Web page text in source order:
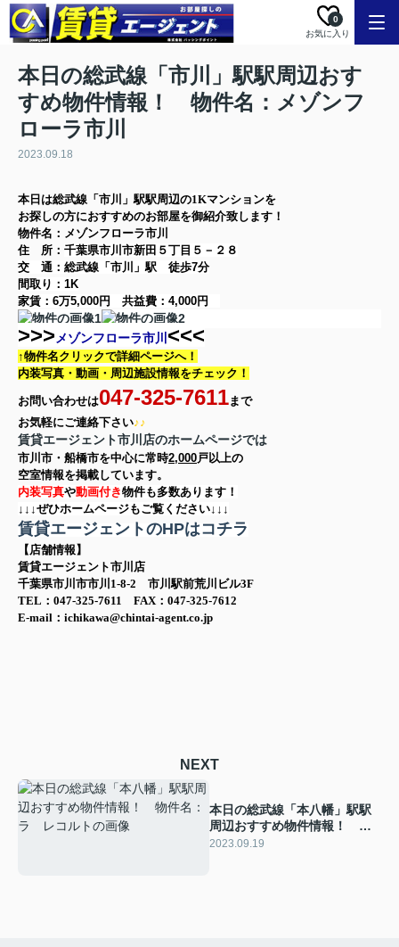
お気に入り
0
本日の総武線「市川」駅駅周辺おす
すめ物件情報！ 物件名：メゾンフ
ローラ市川
2023.09.18
本日は総武線「市川」駅駅周辺の1Kマンションを
お探しの方におすすめのお部屋を御紹介致します！
物件名：メゾンフローラ市川
住 所： 千葉県市川市新田５丁目５－２８
交 通：総武線「市川」駅 徒歩7分
間取り： 1K
家賃： 6万5,000円 共益費： 4,000円
>>> メゾンフローラ市川 <<<
↑物件名クリックで詳細ページへ！
内装写真・動画・ 周辺施設情報をチェック！
お問い合わせは047-325-7611まで
お気軽にご連絡下さい♪♪
賃貸エージェント市川店のホームページでは
市川市・船橋市を中心に常時2,000戸以上の
空室情報を掲載しています。
内装写真や動画付き物件も多数あります！
↓↓↓ぜひホームページもご覧ください↓↓↓
賃貸エージェントのHPはコチラ
【店舗情報】
賃貸エージェント市川店
千葉県市川市市川1-8-2 市川駅前荒川ビル3F
TEL：047-325-7611 FAX：047-325-7612
E-mail：ichikawa@chintai-agent.co.jp
NEXT
本日の総武線「本八幡」駅駅
周辺おすすめ物件情報！ 物
件名：ラ レコルト
2023.09.19